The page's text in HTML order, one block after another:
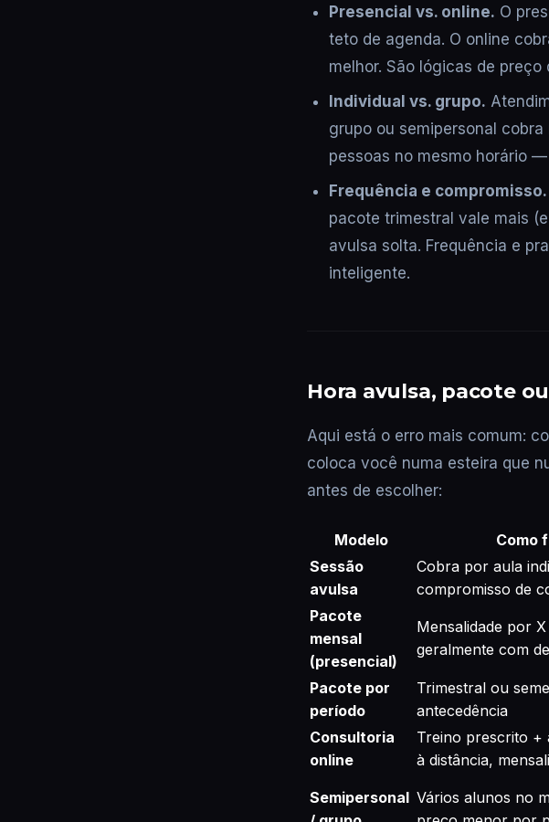
Presencial vs. online. O
teto de agenda. O online
melhor. São lógicas de
Individual vs. grupo.
grupo ou semipersonal
pessoas no mesmo horário
Frequência e compromisso.
pacote trimestral vale mais
avulsa solta. Frequência e
inteligente.
Hora avulsa, pacote
Aqui está o erro mais comum:
coloca você numa esteira que
antes de escolher:
Modelo Como
Sessão
avulsa
Cobra por aula
compromisso de
Pacote
mensal
(presencial)
Mensalidade por
geralmente com
Pacote por
período
Trimestral ou
antecedência
Consultoria
online
Treino prescrito +
à distância,
Semipersonal Vários alunos no